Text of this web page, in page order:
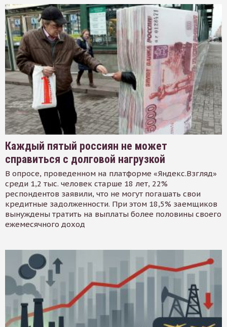
Каждый пятый россиян не может
справиться с долговой нагрузкой
В опросе, проведенном на платформе «Яндекс.Взгляд»
среди 1,2 тыс. человек старше 18 лет, 22%
респондентов заявили, что не могут погашать свои
кредитные задолженности. При этом 18,5% заемщиков
вынуждены тратить на выплаты более половины своего
ежемесячного доход